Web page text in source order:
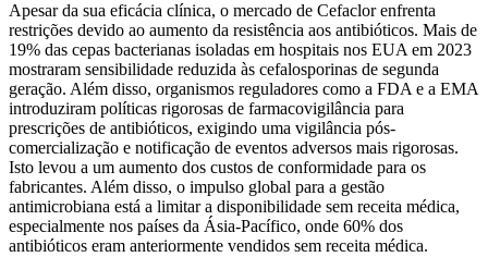
Apesar da sua eficácia clínica, o mercado de Cefaclor enfrenta
restrições devido ao aumento da resistência aos antibióticos. Mais de
19% das cepas bacterianas isoladas em hospitais nos EUA em 2023
mostraram sensibilidade reduzida às cefalosporinas de segunda
geração. Além disso, organismos reguladores como a FDA e a EMA
introduziram políticas rigorosas de farmacovigilância para
prescrições de antibióticos, exigindo uma vigilância pós-
comercialização e notificação de eventos adversos mais rigorosas.
Isto levou a um aumento dos custos de conformidade para os
fabricantes. Além disso, o impulso global para a gestão
antimicrobiana está a limitar a disponibilidade sem receita médica,
especialmente nos países da Ásia-Pacífico, onde 60% dos
antibióticos eram anteriormente vendidos sem receita médica.